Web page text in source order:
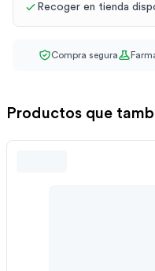
Recoger en tienda
Compra segura
Productos que